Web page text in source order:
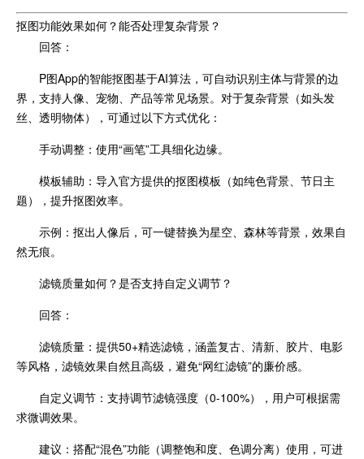
抠图功能效果如何？能否处理复杂背景？
回答：
P图App的智能抠图基于AI算法，可自动识别主体与背景的边
界，支持人像、宠物、产品等常见场景。对于复杂背景（如头发
丝、透明物体），可通过以下方式优化：
手动调整：使用“画笔”工具细化边缘。
模板辅助：导入官方提供的抠图模板（如纯色背景、节日主
题），提升抠图效率。
示例：抠出人像后，可一键替换为星空、森林等背景，效果自
然无痕。
滤镜质量如何？是否支持自定义调节？
回答：
滤镜质量：提供50+精选滤镜，涵盖复古、清新、胶片、电影
等风格，滤镜效果自然且高级，避免“网红滤镜”的廉价感。
自定义调节：支持调节滤镜强度（0-100%），用户可根据需
求微调效果。
建议：搭配“混色”功能（调整饱和度、色调分离）使用，可进